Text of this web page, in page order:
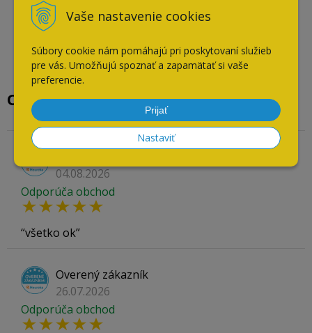
Vaše nastavenie cookies
Súbory cookie nám pomáhajú pri poskytovaní služieb
pre vás. Umožňujú spoznať a zapamätať si vaše
preferencie.
Prijať
Nastaviť
Overené našimi zákazníkmi
04.08.2026
Odporúča obchod
všetko ok
Overený zákazník
26.07.2026
Odporúča obchod